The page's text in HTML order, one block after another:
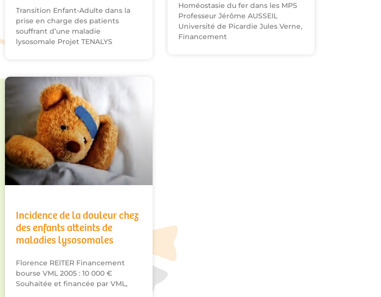
Transition Enfant-Adulte dans la
prise en charge des patients
souffrant d’une maladie
lysosomale Projet TENALYS
Homéostasie du fer dans les MPS
Professeur Jérôme AUSSEIL
Université de Picardie Jules Verne,
Financement
Incidence de la douleur chez
des enfants atteints de
maladies lysosomales
Florence REITER Financement
bourse VML 2005 : 10 000 €
Souhaitée et financée par VML,